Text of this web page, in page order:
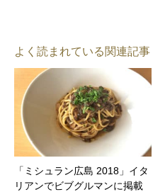
よく読まれている関連記事
「ミシュラン広島 2018」イタ
リアンでビブグルマンに掲載